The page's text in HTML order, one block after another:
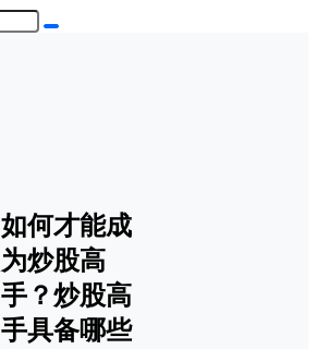
如何才能成
为炒股高
手？炒股高
手具备哪些